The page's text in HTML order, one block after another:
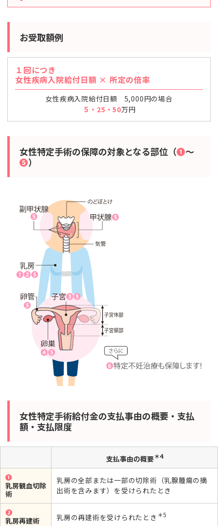
お受取額例
１回につき
女性疾病入院給付日額 × 所定の倍率
女性疾病入院給付日額 5,000円の場合
５・25・50万円
女性特定手術の保障の対象となる部位（➊～
➎）
女性特定手術給付金の支払事由の概要・支払
額・支払限度
支払事由の概要＊4
➊
乳房観血切除
術
乳房の全部または一部の切除術（乳腺腫瘍の摘
出術を含みます）を受けられたとき
➋
乳房再建術
乳房の再建術を受けられたとき ＊5